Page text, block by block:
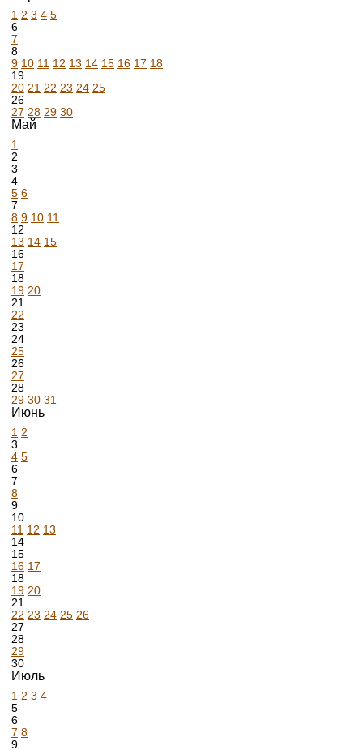
1 2 3 4 5
6
7
8
9 10 11 12 13 14 15 16 17 18
19
20 21 22 23 24 25
26
27 28 29 30
Май
1
2
3
4
5 6
7
8 9 10 11
12
13 14 15
16
17
18
19 20
21
22
23
24
25
26
27
28
29 30 31
Июнь
1 2
3
4 5
6
7
8
9
10
11 12 13
14
15
16 17
18
19 20
21
22 23 24 25 26
27
28
29
30
Июль
1 2 3 4
5
6
7 8
9